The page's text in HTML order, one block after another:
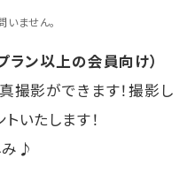
ません。
ラン以上の会員向け）
撮影ができます！撮影し
いたします！
み♪